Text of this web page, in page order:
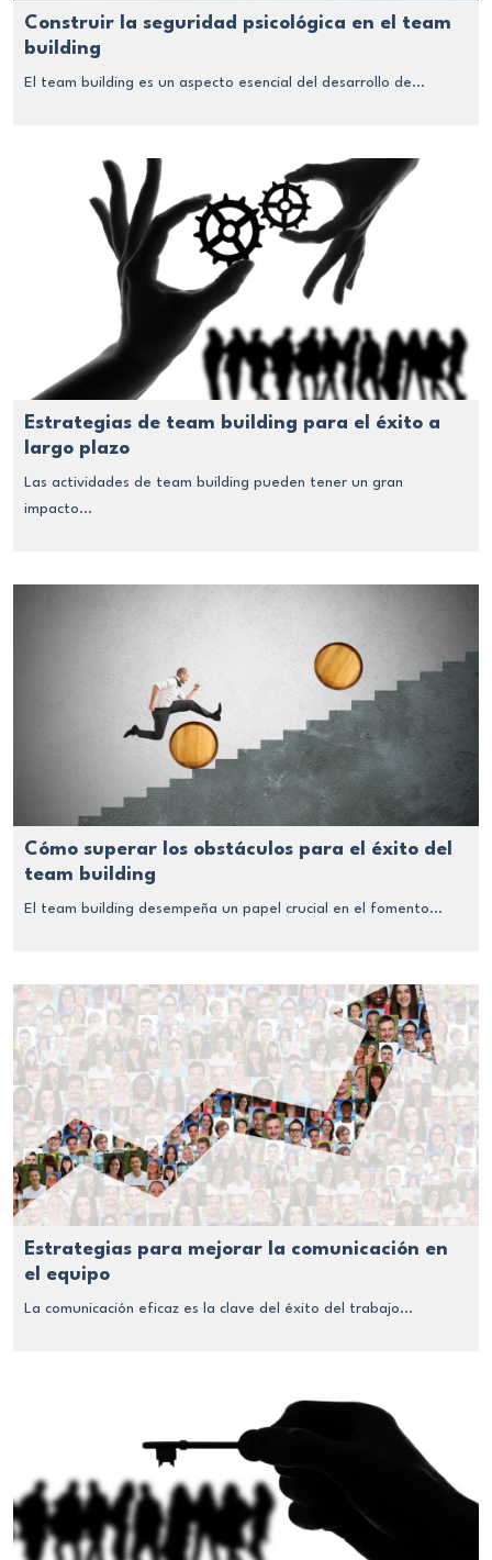
Construir la seguridad psicológica en el team
building
El team building es un aspecto esencial del desarrollo de...
Estrategias de team building para el éxito a
largo plazo
Las actividades de team building pueden tener un gran
impacto...
Cómo superar los obstáculos para el éxito del
team building
El team building desempeña un papel crucial en el fomento...
Estrategias para mejorar la comunicación en
el equipo
La comunicación eficaz es la clave del éxito del trabajo...